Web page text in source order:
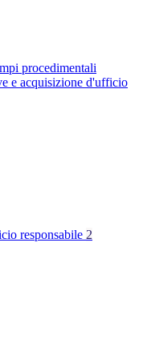
procedimentali
e acquisizione d'ufficio
responsabile 2